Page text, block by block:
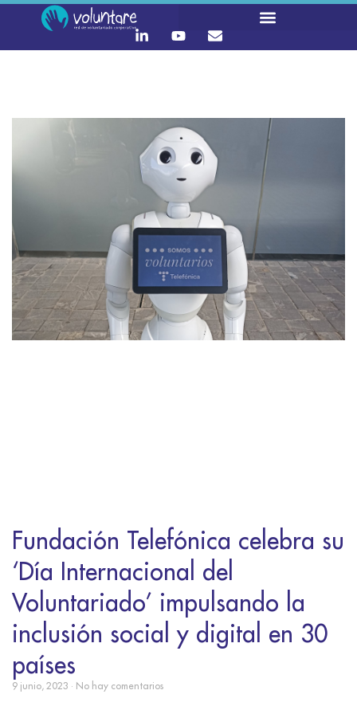
Fundación Telefónica celebra su
‘Día Internacional del
Voluntariado’ impulsando la
inclusión social y digital en 30
países
9 junio, 2023 No hay comentarios